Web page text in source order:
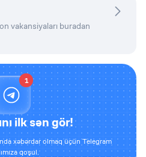
vakansiyaları buradan
1
ilk sən gör!
xəbərdar olmaq üçün Telegram
qoşul.